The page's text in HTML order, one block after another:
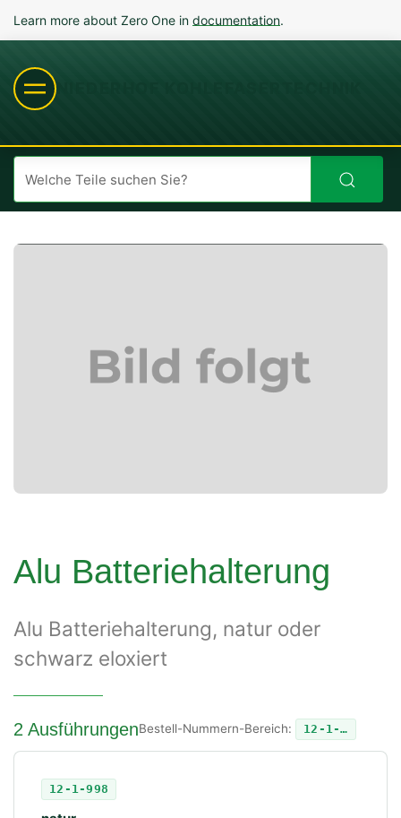
Learn more about Zero One in documentation.
Alu Batteriehalterung
Alu Batteriehalterung, natur oder
schwarz eloxiert
2 AusführungenBestell-Nummern-Bereich: 12-1-…
12-1-998